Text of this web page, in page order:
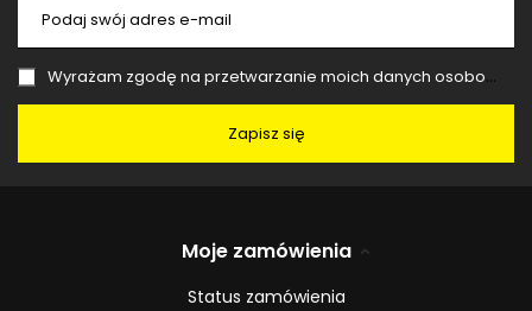
Podaj swój adres e-mail
Wyrażam zgodę na przetwarzanie moich danych osobowych (adres e-mail) na potrzeby wysyłki newslettera z informacją handlową (marketing). Więcej w
Zapisz się
Moje zamówienia
Status zamówienia